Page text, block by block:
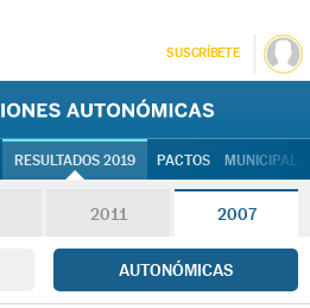
SUSCRÍBETE
RESULTADOS 2019 PACTOS
2011 2007
AUTONÓMICAS